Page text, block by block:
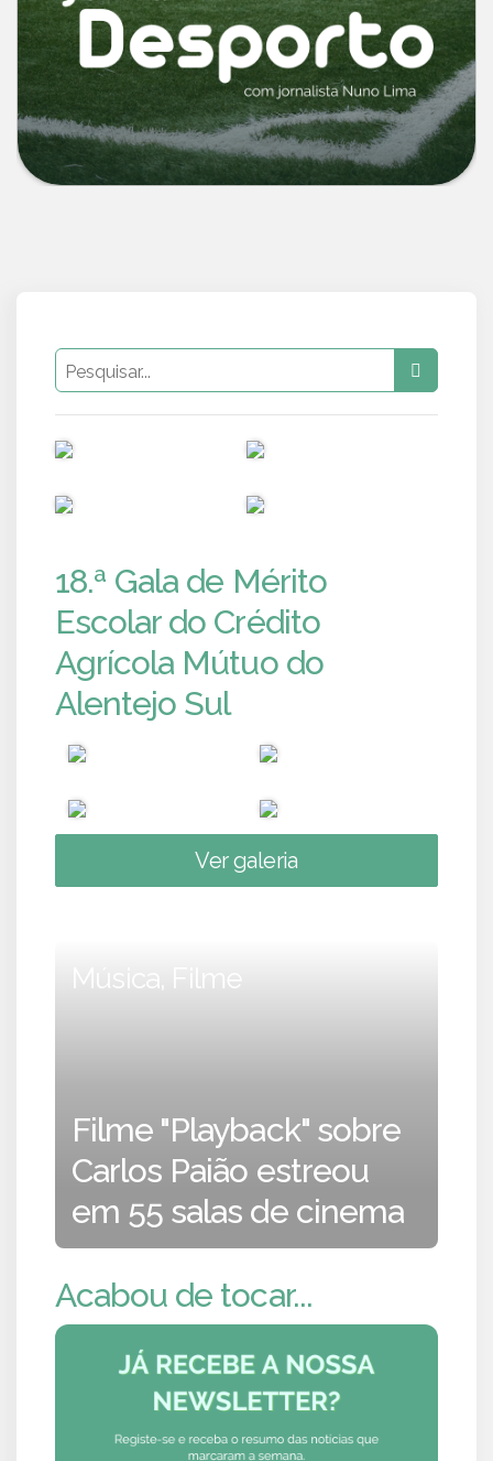
18.ª Gala de Mérito
Escolar do Crédito
Agrícola Mútuo do
Alentejo Sul
Ver galeria
Música, Filme
Filme "Playback" sobre
Carlos Paião estreou
em 55 salas de cinema
Acabou de tocar...